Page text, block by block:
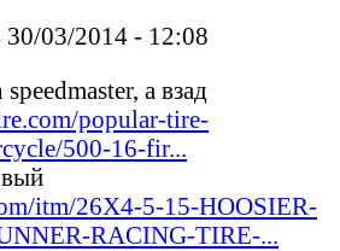
03/2014 - 12:08
а взад
popular-tire-
500-16-fir...
itm/26X4-5-15-HOOSIER-
RACING-TIRE-...